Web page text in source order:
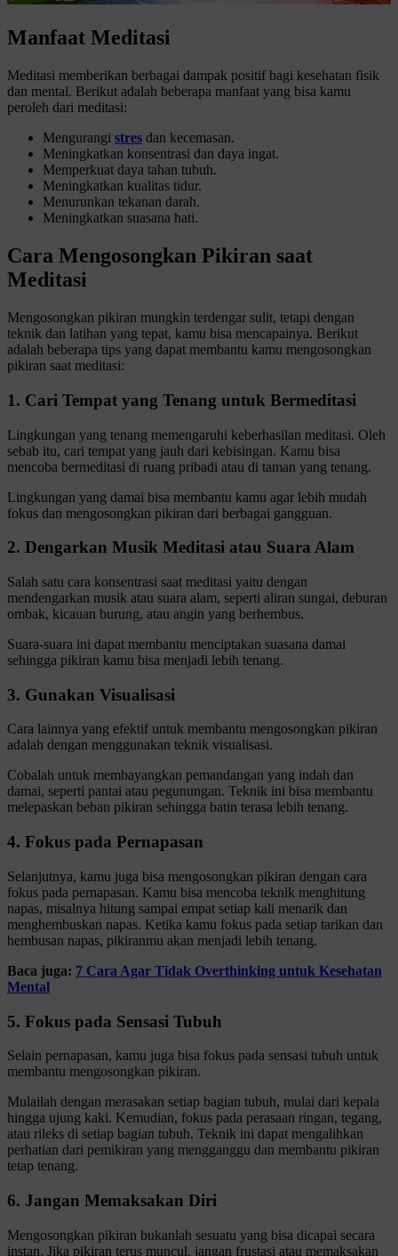
Manfaat Meditasi
Meditasi memberikan berbagai dampak positif bagi kesehatan fisik
dan mental. Berikut adalah beberapa manfaat yang bisa kamu
peroleh dari meditasi:
Mengurangi stres dan kecemasan.
Meningkatkan konsentrasi dan daya ingat.
Memperkuat daya tahan tubuh.
Meningkatkan kualitas tidur.
Menurunkan tekanan darah.
Meningkatkan suasana hati.
Cara Mengosongkan Pikiran saat
Meditasi
Mengosongkan pikiran mungkin terdengar sulit, tetapi dengan
teknik dan latihan yang tepat, kamu bisa mencapainya. Berikut
adalah beberapa tips yang dapat membantu kamu mengosongkan
pikiran saat meditasi:
1. Cari Tempat yang Tenang untuk Bermeditasi
Lingkungan yang tenang memengaruhi keberhasilan meditasi. Oleh
sebab itu, cari tempat yang jauh dari kebisingan. Kamu bisa
mencoba bermeditasi di ruang pribadi atau di taman yang tenang.
Lingkungan yang damai bisa membantu kamu agar lebih mudah
fokus dan mengosongkan pikiran dari berbagai gangguan.
2. Dengarkan Musik Meditasi atau Suara Alam
Salah satu cara konsentrasi saat meditasi yaitu dengan
mendengarkan musik atau suara alam, seperti aliran sungai, deburan
ombak, kicauan burung, atau angin yang berhembus.
Suara-suara ini dapat membantu menciptakan suasana damai
sehingga pikiran kamu bisa menjadi lebih tenang.
3. Gunakan Visualisasi
Cara lainnya yang efektif untuk membantu mengosongkan pikiran
adalah dengan menggunakan teknik visualisasi.
Cobalah untuk membayangkan pemandangan yang indah dan
damai, seperti pantai atau pegunungan. Teknik ini bisa membantu
melepaskan beban pikiran sehingga batin terasa lebih tenang.
4. Fokus pada Pernapasan
Selanjutnya, kamu juga bisa mengosongkan pikiran dengan cara
fokus pada pernapasan. Kamu bisa mencoba teknik menghitung
napas, misalnya hitung sampai empat setiap kali menarik dan
menghembuskan napas. Ketika kamu fokus pada setiap tarikan dan
hembusan napas, pikiranmu akan menjadi lebih tenang.
Baca juga: 7 Cara Agar Tidak Overthinking untuk Kesehatan
Mental
5. Fokus pada Sensasi Tubuh
Selain pernapasan, kamu juga bisa fokus pada sensasi tubuh untuk
membantu mengosongkan pikiran.
Mulailah dengan merasakan setiap bagian tubuh, mulai dari kepala
hingga ujung kaki. Kemudian, fokus pada perasaan ringan, tegang,
atau rileks di setiap bagian tubuh. Teknik ini dapat mengalihkan
perhatian dari pemikiran yang mengganggu dan membantu pikiran
tetap tenang.
6. Jangan Memaksakan Diri
Mengosongkan pikiran bukanlah sesuatu yang bisa dicapai secara
instan. Jika pikiran terus muncul, jangan frustasi atau memaksakan